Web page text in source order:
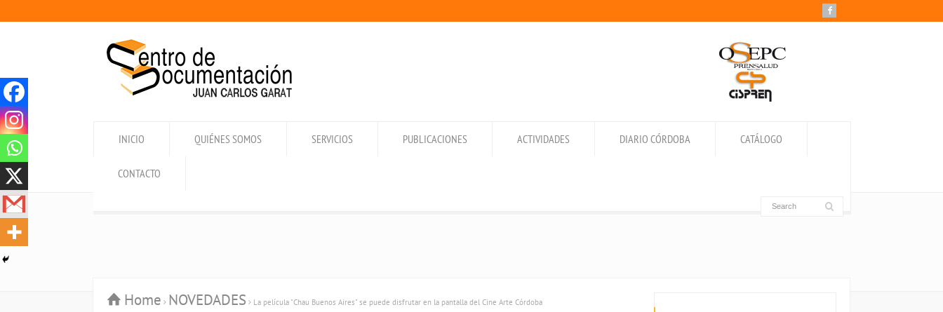
INICIO QUIÉNES SOMOS SERVICIOS PUBLICACIONES ACTIVIDADES DIARIO CÓRDOBA CATÁLOGO
CONTACTO
Home NOVEDADES La película "Chau Buenos Aires" se puede disfrutar en la pantalla del Cine Arte Córdoba